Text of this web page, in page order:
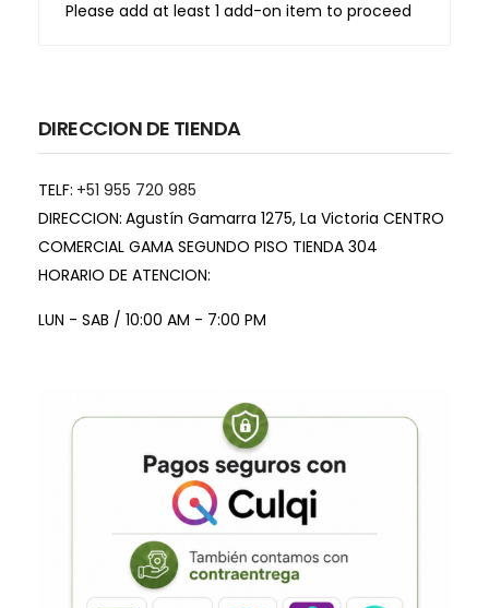
Please add at least 1 add-on item to proceed
DIRECCION DE TIENDA
TELF: +51 955 720 985
DIRECCION: Agustín Gamarra 1275, La Victoria CENTRO
COMERCIAL GAMA SEGUNDO PISO TIENDA 304
HORARIO DE ATENCION:
LUN - SAB / 10:00 AM - 7:00 PM